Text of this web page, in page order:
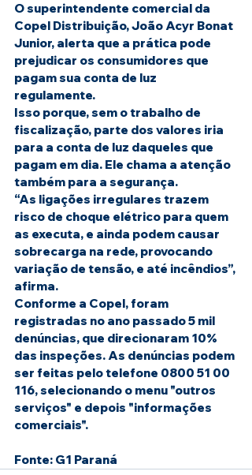
O superintendente comercial da
Copel Distribuição, João Acyr Bonat
Junior, alerta que a prática pode
prejudicar os consumidores que
pagam sua conta de luz
regulamente.
Isso porque, sem o trabalho de
fiscalização, parte dos valores iria
para a conta de luz daqueles que
pagam em dia. Ele chama a atenção
também para a segurança.
“As ligações irregulares trazem
risco de choque elétrico para quem
as executa, e ainda podem causar
sobrecarga na rede, provocando
variação de tensão, e até incêndios”,
afirma.
Conforme a Copel, foram
registradas no ano passado 5 mil
denúncias, que direcionaram 10%
das inspeções. As denúncias podem
ser feitas pelo telefone 0800 51 00
116, selecionando o menu "outros
serviços" e depois "informações
comerciais".
Fonte: G1 Paraná